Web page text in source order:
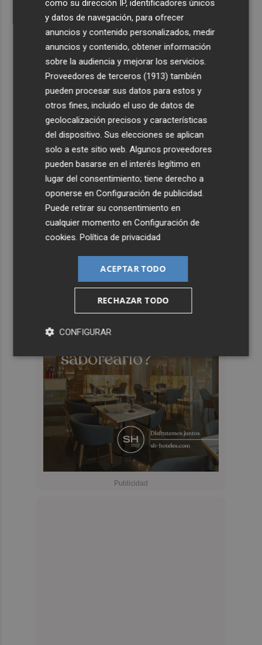
como su dirección IP, identificadores únicos
y datos de navegación, para ofrecer
anuncios y contenido personalizados, medir
anuncios y contenido, obtener información
sobre la audiencia y mejorar los servicios.
Proveedores de terceros (1913) también
pueden procesar sus datos para estos y
otros fines, incluido el uso de datos de
geolocalización precisos y características
del dispositivo. Sus elecciones se aplican
solo a este sitio web. Algunos proveedores
pueden basarse en el interés legítimo en
lugar del consentimiento; tiene derecho a
oponerse enConfiguración de publicidad
Puede retirar su consentimiento en
cualquier momento enConfiguración de
cookies .Política de privacidad
ACEPTAR TODO
RECHAZAR TODO
CONFIGURAR